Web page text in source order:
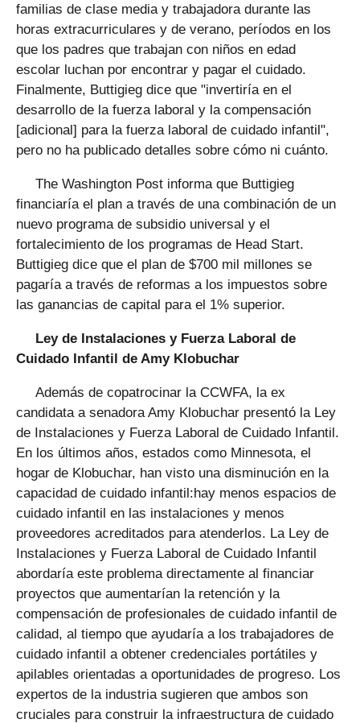
familias de clase media y trabajadora durante las
horas extracurriculares y de verano, períodos en los
que los padres que trabajan con niños en edad
escolar luchan por encontrar y pagar el cuidado.
Finalmente, Buttigieg dice que "invertiría en el
desarrollo de la fuerza laboral y la compensación
[adicional] para la fuerza laboral de cuidado infantil",
pero no ha publicado detalles sobre cómo ni cuánto.
The Washington Post informa que Buttigieg
financiaría el plan a través de una combinación de un
nuevo programa de subsidio universal y el
fortalecimiento de los programas de Head Start.
Buttigieg dice que el plan de $700 mil millones se
pagaría a través de reformas a los impuestos sobre
las ganancias de capital para el 1% superior.
Ley de Instalaciones y Fuerza Laboral de
Cuidado Infantil de Amy Klobuchar
Además de copatrocinar la CCWFA, la ex
candidata a senadora Amy Klobuchar presentó la Ley
de Instalaciones y Fuerza Laboral de Cuidado Infantil.
En los últimos años, estados como Minnesota, el
hogar de Klobuchar, han visto una disminución en la
capacidad de cuidado infantil:hay menos espacios de
cuidado infantil en las instalaciones y menos
proveedores acreditados para atenderlos. La Ley de
Instalaciones y Fuerza Laboral de Cuidado Infantil
abordaría este problema directamente al financiar
proyectos que aumentarían la retención y la
compensación de profesionales de cuidado infantil de
calidad, al tiempo que ayudaría a los trabajadores de
cuidado infantil a obtener credenciales portátiles y
apilables orientadas a oportunidades de progreso. Los
expertos de la industria sugieren que ambos son
cruciales para construir la infraestructura de cuidado